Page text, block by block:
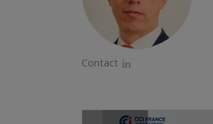
Contact